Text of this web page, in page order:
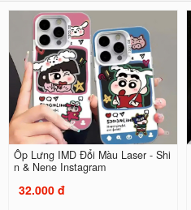
Ốp Lưng IMD Đổi Màu Laser - Shi
n & Nene Instagram
32.000 đ